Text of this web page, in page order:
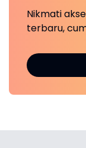
Nikmati
terbaru,